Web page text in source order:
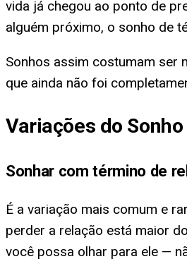
vida já chegou ao ponto de
alguém próximo, o sonho de
Sonhos assim costumam ser
que ainda não foi
Variações do Sonho
Sonhar com término de
É a variação mais comum e
perder a relação está maior
você possa olhar para ele —